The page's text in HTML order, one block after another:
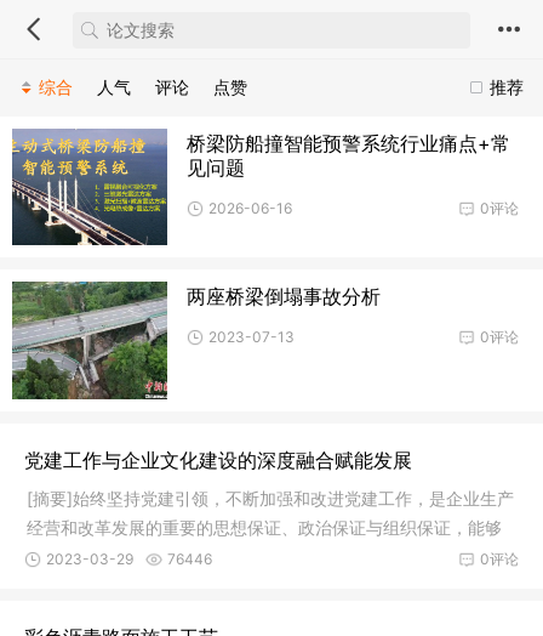
推荐
综合 人气 评论 点赞
桥梁防船撞智能预警系统行业痛点+常
见问题
0评论
2026-06-16
两座桥梁倒塌事故分析
0评论
2023-07-13
党建工作与企业文化建设的深度融合赋能发展
[摘要]始终坚持党建引领，不断加强和改进党建工作，是企业生产
经营和改革发展的重要的思想保证、政治保证与组织保证，能够
使企业
0评论
2023-03-29 76446